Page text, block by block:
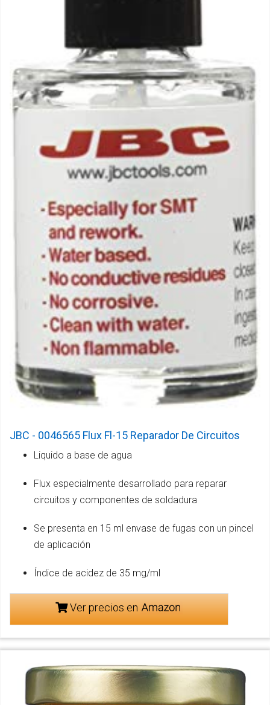
JBC - 0046565 Flux Fl-15 Reparador De Circuitos
Liquido a base de agua
Flux especialmente desarrollado para reparar
circuitos y componentes de soldadura
Se presenta en 15 ml envase de fugas con un pincel
de aplicación
Índice de acidez de 35 mg/ml
Ver precios en